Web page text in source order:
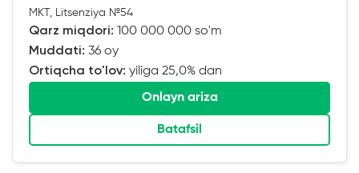
MKT, Litsenziya №54
Qarz miqdori: 100 000 000 so'm
Muddati: 36 oy
Ortiqcha to'lov: yiliga 25,0% dan
Onlayn ariza
Batafsil